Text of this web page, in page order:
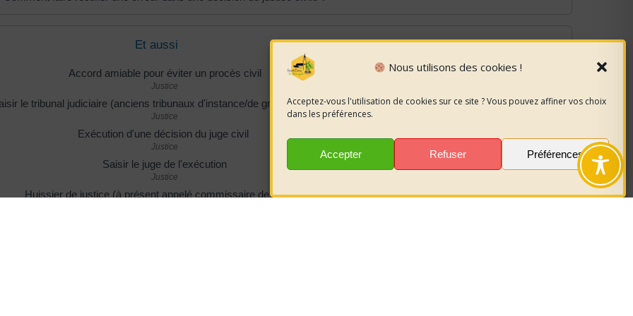
Nous utilisons des cookies !
Acceptez-vous l'utilisation de cookies sur ce site ? Vous pouvez affiner vos choix
dans les préférences.
Accepter Refuser Préférences
Et aussi
Accord amiable pour éviter un procès civil
Justice
le tribunal judiciaire (anciens tribunaux d'instance/de grande instance)
Justice
Exécution d'une décision du juge civil
Justice
Saisir le juge de l'exécution
Justice
Huissier de justice (à présent appelé commissaire de justice)